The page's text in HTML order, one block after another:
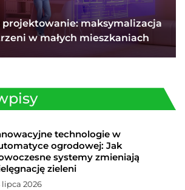
projektowanie: maksymalizacja
w małych mieszkaniach
technologie w
ogrodowej: Jak
systemy zmieniają
zieleni
lipca 2026